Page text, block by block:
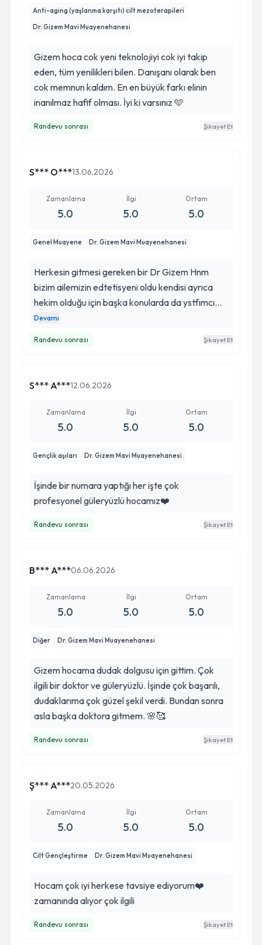
Anti-aging (yaşlanma karşıtı) cilt mezoterapileri
Dr. Gizem Mavi Muayenehanesi
Gizem hoca cok yeni teknolojiyi cok iyi takip
eden, tüm yenilikleri bilen. Danışanı olarak ben
cok memnun kaldım. En en büyük farkı elinin
inanılmaz hafif olması. İyi ki varsınız 🩵
Randevu sonrası Şikayet Et
S*** O***13.06.2026
Zamanlama
5.0
İlgi
5.0
Ortam
5.0
Genel Muayene Dr. Gizem Mavi Muayenehanesi
Herkesin gitmesi gereken bir Dr Gizem Hnm
bizim ailemizin edtetisyeni oldu kendisi ayrıca
hekim olduğu için başka konularda da ystfımcı
oluyor ve tedavi ediyor hangi hadtslık olursa ve
Devamı
Randevu sonrası Şikayet Et
S*** A***12.06.2026
Zamanlama
5.0
İlgi
5.0
Ortam
5.0
Gençlik aşıları Dr. Gizem Mavi Muayenehanesi
İşinde bir numara yaptığı her işte çok
profesyonel güleryüzlü hocamız❤️
Randevu sonrası Şikayet Et
B*** A***06.06.2026
Zamanlama
5.0
İlgi
5.0
Ortam
5.0
Diğer Dr. Gizem Mavi Muayenehanesi
Gizem hocama dudak dolgusu için gittim. Çok
ilgili bir doktor ve güleryüzlü. İşinde çok başarılı,
dudaklarıma çok güzel şekil verdi. Bundan sonra
asla başka doktora gitmem. 🌸🥰
Randevu sonrası Şikayet Et
Ş*** A***20.05.2026
Zamanlama
5.0
İlgi
5.0
Ortam
5.0
Cilt Gençleştirme Dr. Gizem Mavi Muayenehanesi
Hocam çok iyi herkese tavsiye ediyorum❤️
zamanında alıyor çok ilgili
Randevu sonrası Şikayet Et